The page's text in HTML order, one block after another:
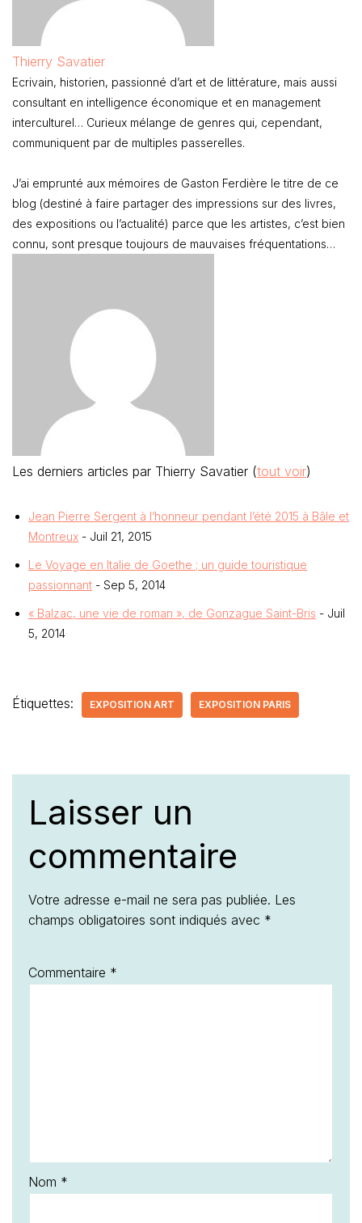
Thierry Savatier
Ecrivain, historien, passionné d’art et de littérature, mais aussi
consultant en intelligence économique et en management
interculturel… Curieux mélange de genres qui, cependant,
communiquent par de multiples passerelles.
J’ai emprunté aux mémoires de Gaston Ferdière le titre de ce
blog (destiné à faire partager des impressions sur des livres,
des expositions ou l’actualité) parce que les artistes, c’est bien
connu, sont presque toujours de mauvaises fréquentations…
Les derniers articles par Thierry Savatier (tout voir)
Jean Pierre Sergent à l’honneur pendant l’été 2015 à Bâle et
Montreux - Juil 21, 2015
Le Voyage en Italie de Goethe ; un guide touristique
passionnant - Sep 5, 2014
« Balzac, une vie de roman », de Gonzague Saint-Bris - Juil
5, 2014
Étiquettes: EXPOSITION ART EXPOSITION PARIS
Laisser un
commentaire
Votre adresse e-mail ne sera pas publiée. Les
champs obligatoires sont indiqués avec *
Commentaire *
Nom *